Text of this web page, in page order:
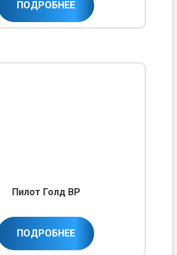
ПОДРОБНЕЕ
Пилот Голд ВР
ПОДРОБНЕЕ